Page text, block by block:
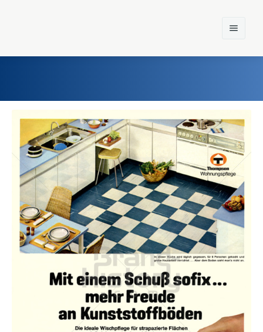
Einst und Heute
Marken
Konzerne
Epoche